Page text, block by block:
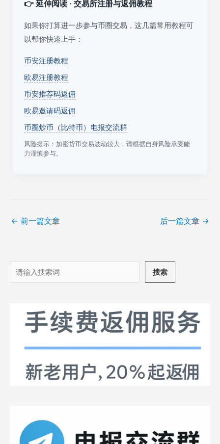
👉 延伸阅读 · 交易所注册与返佣教程
如果你打算进一步参与币圈交易，这几篇常用教程可
以帮你快速上手：
币安注册教程
欧易注册教程
币安推荐码返佣
欧易邀请码返佣
币圈炒币（比特币）电报交流群
风险提示：加密货币交易波动较大，请根据自身风险承受能
力谨慎参与。
← 前一篇文章 后一篇文章 →
搜
索
搜索